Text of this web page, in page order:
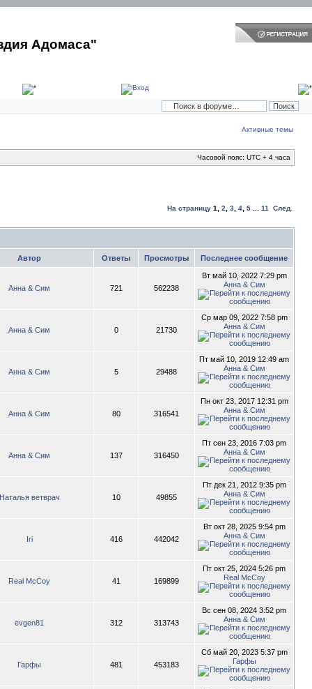
Адомаса"
Активные темы
Часовой пояс: UTC + 4 часа
На страницу 1 2 3 4 5 11 След.
Автор Ответы Просмотры Последнее сообщение
Анна & Сим 721 562238
Вт май 10, 2022 7:29 pm
Анна & Сим
Анна & Сим 0 21730
Ср мар 09, 2022 7:58 pm
Анна & Сим
Анна & Сим 5 29488
Пт май 10, 2019 12:49 am
Анна & Сим
Анна & Сим 80 316541
Пн окт 23, 2017 12:31 pm
Анна & Сим
Анна & Сим 137 316450
Пт сен 23, 2016 7:03 pm
Анна & Сим
ветврач 10 49855
Пт дек 21, 2012 9:35 pm
Анна & Сим
Iri 416 442042
Вт окт 28, 2025 9:54 pm
Анна & Сим
Real McCoy 41 169899
Пт окт 25, 2024 5:26 pm
Real McCoy
evgen81 312 313743
Вс сен 08, 2024 3:52 pm
Анна & Сим
Гарфы 481 453183
Сб май 20, 2023 5:37 pm
Гарфы